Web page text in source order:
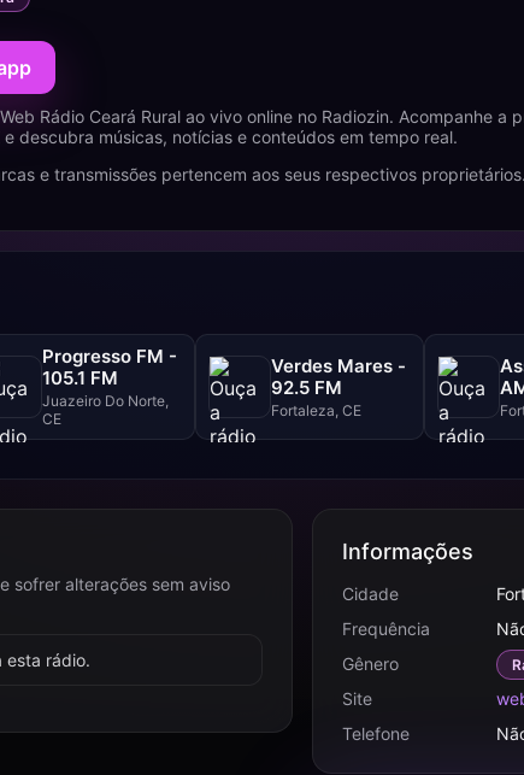
Rádio Ceará Rural ao vivo online no Radiozin. Acompanhe a
e descubra músicas, notícias e conteúdos em tempo real.
e transmissões pertencem aos seus respectivos proprietários.
Progresso FM -
105.1 FM
Juazeiro Do Norte,
CE
Verdes Mares -
92.5 FM
Fortaleza, CE
sofrer alterações sem aviso
esta rádio.
Informações
Cidade
Frequência
Gênero
Site
Telefone